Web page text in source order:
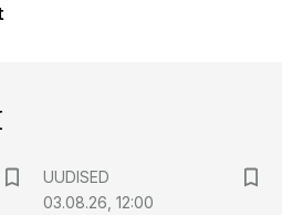
UUDISED
03.08.26, 12:00